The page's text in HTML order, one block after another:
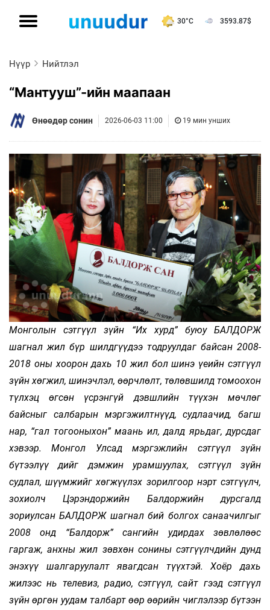
30°C 3593.87$
Нүүр Нийтлэл
“Мантууш”-ийн маапаан
Өнөөдөр сонин 2026-06-03 11:00 19 мин унших
Монголын сэтгүүл зүйн “Их хурд” буюу БАЛДОРЖ
шагнал жил бүр шилдгүүдээ тодруулдаг байсан 2008-
2018 оны хоорон дахь 10 жил бол шинэ үеийн сэтгүүл
зүйн хөгжил, шинэчлэл, өөрчлөлт, төлөвшилд томоохон
түлхэц өгсөн үсрэнгүй дэвшлийн түүхэн мөчлөг
байсныг салбарын мэргэжилтнүүд, судлаачид, багш
нар, “гал тогооныхон” маань ил, далд ярьдаг, дурсдаг
хэвээр. Монгол Улсад мэргэжлийн сэтгүүл зүйн
бүтээлүү­ дийг дэмжин урамшуулах, сэтгүүл зүйн
судлал, шүүмжийг хөгжүүлэх зорилгоор нэрт сэтгүүлч,
зохиолч Цэрэндоржийн Балдоржийн дурсгалд
зориулсан БАЛДОРЖ шагнал бий болгох санаачилгыг
2008 онд “Балдорж” сангийн удирдах зөвлөлөөс
гаргаж, анхны жил зөвхөн сонины сэтгүүлчдийн дунд
энэхүү шалгаруулалт явагдсан түүхтэй. Хоёр дахь
жилээс нь телевиз, радио, сэтгүүл, сайт гээд сэтгүүл
зүйн өргөн уудам талбарт өөр өөрийн чиглэлээр бүтээн